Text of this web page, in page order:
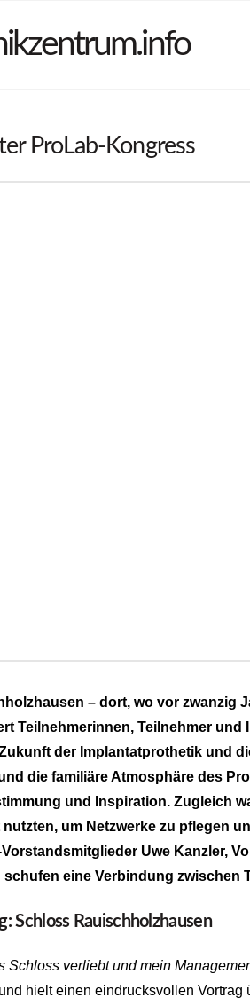
ProLab-Kongress
– dort, wo vor zwanzig
Teilnehmerinnen, Teilnehmer
der Implantatprothetik und
die familiäre Atmosphäre des
und Inspiration. Zugleich
nutzten, um Netzwerke zu pflegen
Uwe Kanzler,
eine Verbindung zwischen
Schloss Rauischholzhausen
Schloss verliebt und mein
hielt einen eindrucksvollen